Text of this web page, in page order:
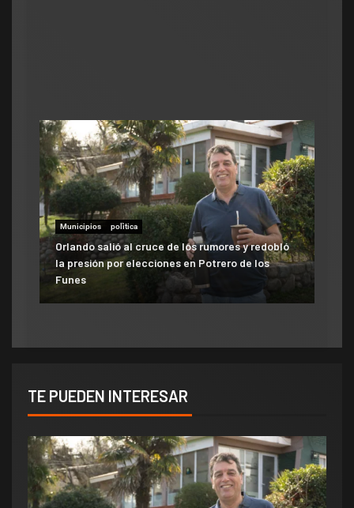
Municipios polìtica
Orlando salió al cruce de los rumores y redobló
la presión por elecciones en Potrero de los
Funes
Municipios
ATE salió con los tapones de punta contra el
aumento del 10% que otorgó la Municipalidad:
«Consolida salarios de pobreza»
TE PUEDEN INTERESAR